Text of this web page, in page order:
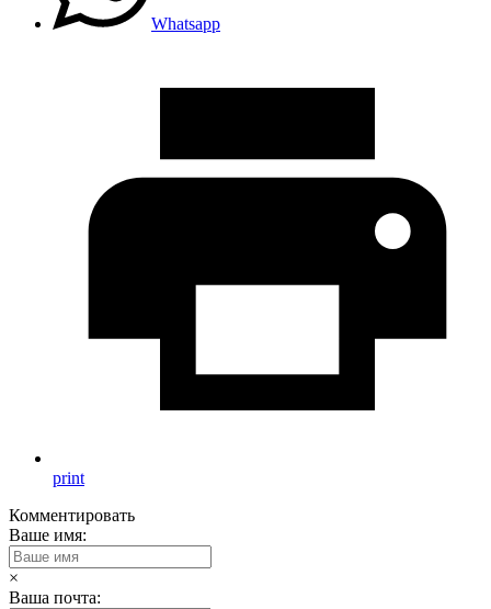
Whatsapp
print
Комментировать
Ваше имя:
×
Ваша почта: